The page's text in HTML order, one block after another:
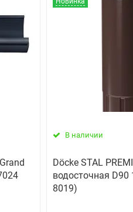
В наличии
Döcke STAL
водосточная
8019)